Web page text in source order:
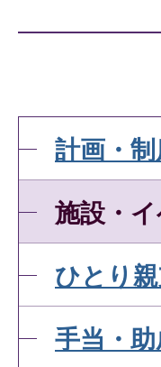
計画・
施設・
ひとり
手当・